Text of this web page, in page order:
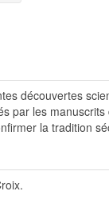
découvertes
par les manuscrits
la tradition